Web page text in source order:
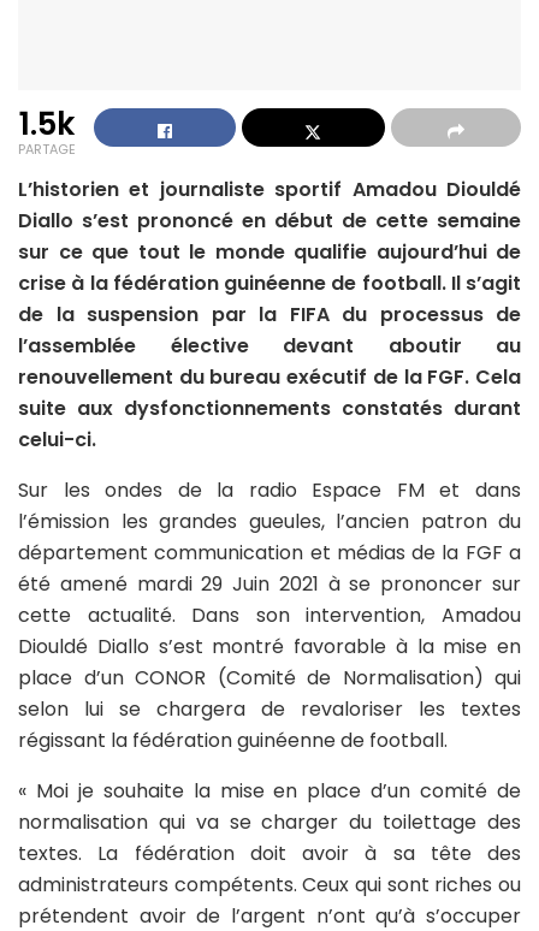
1.5k
PARTAGE
L’historien et journaliste sportif Amadou Diouldé
Diallo s’est prononcé en début de cette semaine
sur ce que tout le monde qualifie aujourd’hui de
crise à la fédération guinéenne de football. Il s’agit
de la suspension par la FIFA du processus de
l’assemblée élective devant aboutir au
renouvellement du bureau exécutif de la FGF. Cela
suite aux dysfonctionnements constatés durant
celui-ci.
Sur les ondes de la radio Espace FM et dans
l’émission les grandes gueules, l’ancien patron du
département communication et médias de la FGF a
été amené mardi 29 Juin 2021 à se prononcer sur
cette actualité. Dans son intervention, Amadou
Diouldé Diallo s’est montré favorable à la mise en
place d’un CONOR (Comité de Normalisation) qui
selon lui se chargera de revaloriser les textes
régissant la fédération guinéenne de football.
« Moi je souhaite la mise en place d’un comité de
normalisation qui va se charger du toilettage des
textes. La fédération doit avoir à sa tête des
administrateurs compétents. Ceux qui sont riches ou
prétendent avoir de l’argent n’ont qu’à s’occuper